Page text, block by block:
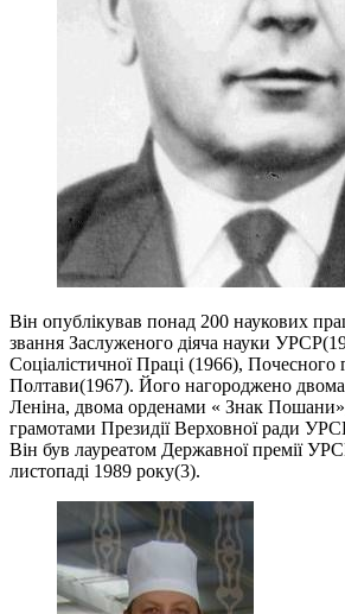
Він опублікував понад 200 наукових
звання Заслуженого діяча науки
Соціалістичної Праці (1966),
Полтави(1967). Його нагороджено
Леніна, двома орденами « Знак
грамотами Президії Верховної ради
Він був лауреатом Державної премії
листопаді 1989 року(3).